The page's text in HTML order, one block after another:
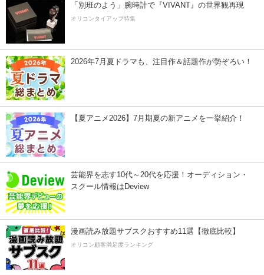
「別班のよう」腕時計で『VIVANT』の世界観再現
オリコンタイアップ特集
2026年7月夏ドラマも、注目作＆話題作が勢ぞろい！
【夏アニメ2026】7月期夏の新アニメを一挙紹介！
芸能界を志す10代～20代を応援！オーディション・
スクール情報はDeview
漫画読み放題サブスクおすすめ11選【徹底比較】
オリコン顧客満足度ランキング